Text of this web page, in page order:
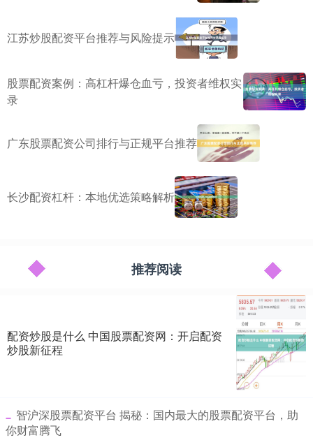
江苏炒股配资平台推荐与风险提示
股票配资案例：高杠杆爆仓血亏，投资者维权实
录
广东股票配资公司排行与正规平台推荐
长沙配资杠杆：本地优选策略解析
推荐阅读
配资炒股是什么 中国股票配资网：开启配资
炒股新征程
​智沪深股票配资平台 揭秘：国内最大的股票配资平台，助
你财富腾飞